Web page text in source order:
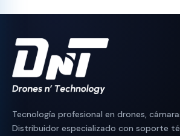
Tecnología profesional en drones,
Distribuidor especializado con soporte